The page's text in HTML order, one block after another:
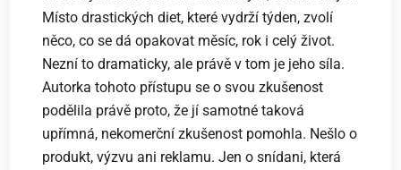
Místo drastických diet, které vydrží týden, zvolí
něco, co se dá opakovat měsíc, rok i celý život.
Nezní to dramaticky, ale právě v tom je jeho síla.
Autorka tohoto přístupu se o svou zkušenost
podělila právě proto, že jí samotné taková
upřímná, nekomerční zkušenost pomohla. Nešlo o
produkt, výzvu ani reklamu. Jen o snídani, která